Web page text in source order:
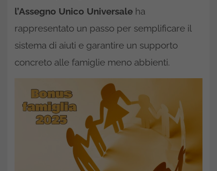
l’Assegno Unico Universale ha
rappresentato un passo per semplificare il
sistema di aiuti e garantire un supporto
concreto alle famiglie meno abbienti.